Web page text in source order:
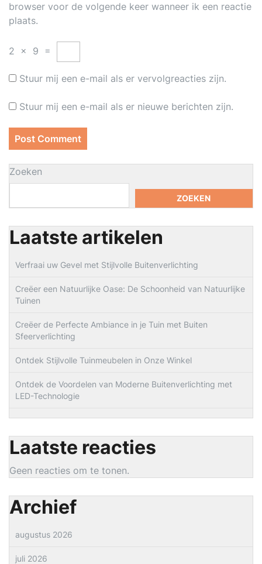
browser voor de volgende keer wanneer ik een reactie
plaats.
2 × 9 =
Stuur mij een e-mail als er vervolgreacties zijn.
Stuur mij een e-mail als er nieuwe berichten zijn.
Zoeken
ZOEKEN
Laatste artikelen
Verfraai uw Gevel met Stijlvolle Buitenverlichting
Creëer een Natuurlijke Oase: De Schoonheid van Natuurlijke
Tuinen
Creëer de Perfecte Ambiance in je Tuin met Buiten
Sfeerverlichting
Ontdek Stijlvolle Tuinmeubelen in Onze Winkel
Ontdek de Voordelen van Moderne Buitenverlichting met
LED-Technologie
Laatste reacties
Geen reacties om te tonen.
Archief
augustus 2026
juli 2026